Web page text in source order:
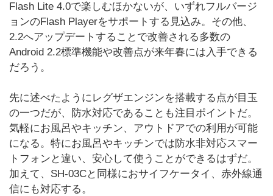
Flash Lite 4.0で楽しむほかないが、いずれフルバージ
ョンのFlash Playerをサポートする見込み。その他、
2.2へアップデートすることで改善される多数の
Android 2.2標準機能や改善点が来年春には入手できる
だろう。
先に述べたようにレグザエンジンを搭載する点が目玉
の一つだが、防水対応であることも注目ポイントだ。
気軽にお風呂やキッチン、アウトドアでの利用が可能
になる。特にお風呂やキッチンでは防水非対応スマー
トフォンと違い、安心して使うことができるはずだ。
加えて、SH-03Cと同様におサイフケータイ、赤外線通
信にも対応する。